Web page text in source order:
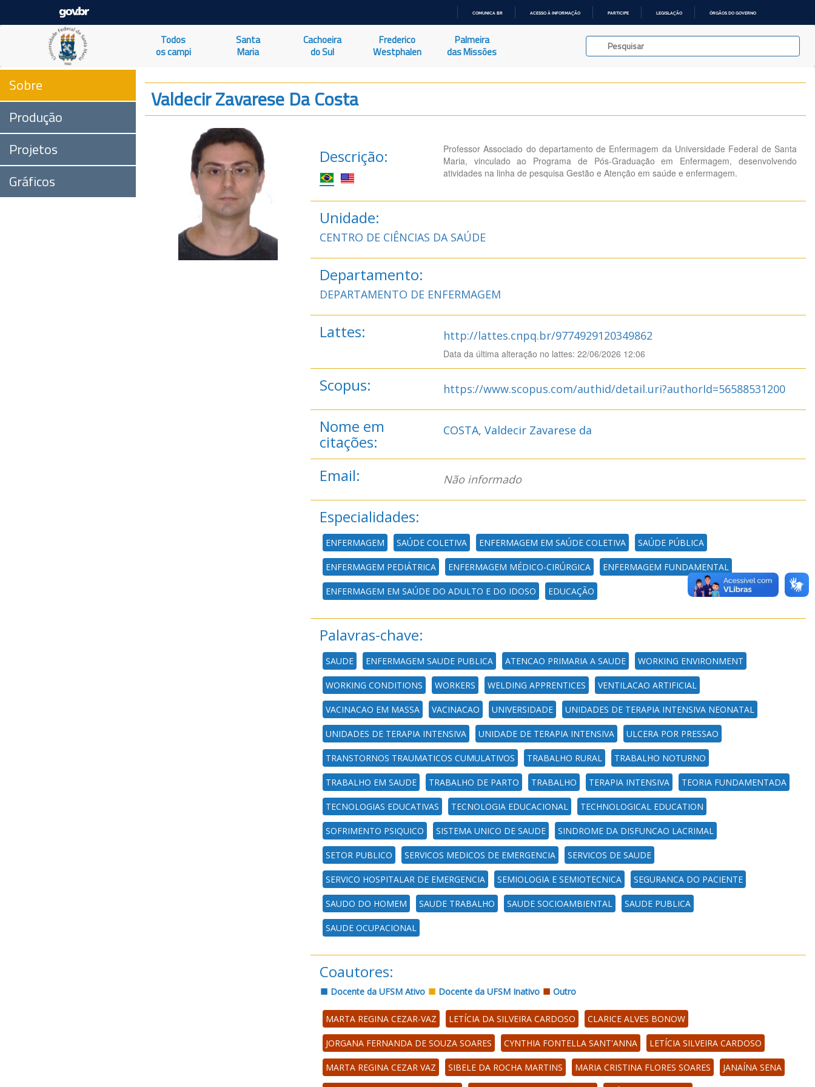
O
COMUNICA BR ACESSO À INFORMAÇÃO PARTICIPE LEGISLAÇÃO ÓRGÃOS DO GOVERNO
Todos
os campi
Santa
Maria
Cachoeira
do Sul
Frederico
Westphalen
Palmeira
das Missões
Sobre
Produção
Projetos
Gráficos
Valdecir Zavarese Da Costa
Descrição:
Professor Associado do departamento de Enfermagem da Universidade Federal de Santa
Maria, vinculado ao Programa de Pós-Graduação em Enfermagem, desenvolvendo
atividades na linha de pesquisa Gestão e Atenção em saúde e enfermagem.
Unidade:
CENTRO DE CIÊNCIAS DA SAÚDE
Departamento:
DEPARTAMENTO DE ENFERMAGEM
Lattes: http://lattes.cnpq.br/9774929120349862
Data da última alteração no lattes: 22/06/2026 12:06
Scopus: https://www.scopus.com/authid/detail.uri?authorId=56588531200
Nome em
citações:
COSTA, Valdecir Zavarese da
Email: Não informado
Especialidades:
ENFERMAGEM SAÚDE COLETIVA ENFERMAGEM EM SAÚDE COLETIVA SAÚDE PÚBLICA
ENFERMAGEM PEDIÁTRICA ENFERMAGEM MÉDICO-CIRÚRGICA ENFERMAGEM FUNDAMENTAL
ENFERMAGEM EM SAÚDE DO ADULTO E DO IDOSO EDUCAÇÃO
Palavras-chave:
SAUDE ENFERMAGEM SAUDE PUBLICA ATENCAO PRIMARIA A SAUDE WORKING ENVIRONMENT
WORKING CONDITIONS WORKERS WELDING APPRENTICES VENTILACAO ARTIFICIAL
VACINACAO EM MASSA VACINACAO UNIVERSIDADE UNIDADES DE TERAPIA INTENSIVA NEONATAL
UNIDADES DE TERAPIA INTENSIVA UNIDADE DE TERAPIA INTENSIVA ULCERA POR PRESSAO
TRANSTORNOS TRAUMATICOS CUMULATIVOS TRABALHO RURAL TRABALHO NOTURNO
TRABALHO EM SAUDE TRABALHO DE PARTO TRABALHO TERAPIA INTENSIVA TEORIA FUNDAMENTADA
TECNOLOGIAS EDUCATIVAS TECNOLOGIA EDUCACIONAL TECHNOLOGICAL EDUCATION
SOFRIMENTO PSIQUICO SISTEMA UNICO DE SAUDE SINDROME DA DISFUNCAO LACRIMAL
SETOR PUBLICO SERVICOS MEDICOS DE EMERGENCIA SERVICOS DE SAUDE
SERVICO HOSPITALAR DE EMERGENCIA SEMIOLOGIA E SEMIOTECNICA SEGURANCA DO PACIENTE
SAUDO DO HOMEM SAUDE TRABALHO SAUDE SOCIOAMBIENTAL SAUDE PUBLICA
SAUDE OCUPACIONAL
Coautores:
Docente da UFSM Ativo Docente da UFSM Inativo Outro
MARTA REGINA CEZAR-VAZ LETÍCIA DA SILVEIRA CARDOSO CLARICE ALVES BONOW
JORGANA FERNANDA DE SOUZA SOARES CYNTHIA FONTELLA SANT'ANNA LETÍCIA SILVEIRA CARDOSO
MARTA REGINA CEZAR VAZ SIBELE DA ROCHA MARTINS MARIA CRISTINA FLORES SOARES JANAÍNA SENA